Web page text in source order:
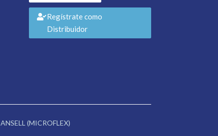
Regístrate como
Distribuidor
ANSELL (MICROFLEX)